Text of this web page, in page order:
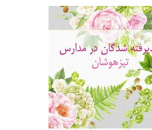
تیزهوشان
در
سطح
استان
تهران